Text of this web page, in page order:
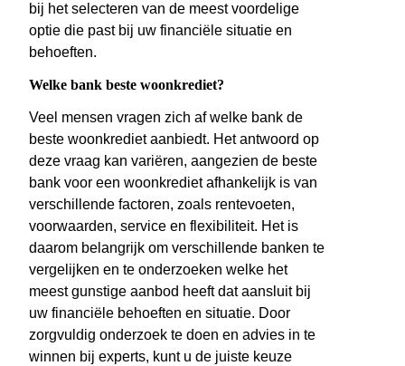
bij het selecteren van de meest voordelige
optie die past bij uw financiële situatie en
behoeften.
Welke bank beste woonkrediet?
Veel mensen vragen zich af welke bank de
beste woonkrediet aanbiedt. Het antwoord op
deze vraag kan variëren, aangezien de beste
bank voor een woonkrediet afhankelijk is van
verschillende factoren, zoals rentevoeten,
voorwaarden, service en flexibiliteit. Het is
daarom belangrijk om verschillende banken te
vergelijken en te onderzoeken welke het
meest gunstige aanbod heeft dat aansluit bij
uw financiële behoeften en situatie. Door
zorgvuldig onderzoek te doen en advies in te
winnen bij experts, kunt u de juiste keuze